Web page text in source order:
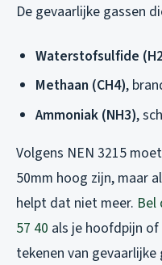
De gevaarlijke gassen
Waterstofsulfide
Methaan (CH4),
Ammoniak (NH3),
Volgens NEN 3215
50mm hoog zijn, maar
helpt dat niet meer. Bel
57 40 als je hoofdpijn
tekenen van